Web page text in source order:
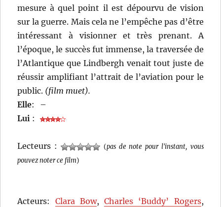
mesure à quel point il est dépourvu de vision
sur la guerre. Mais cela ne l’empêche pas d’être
intéressant à visionner et très prenant. A
l’époque, le succès fut immense, la traversée de
l’Atlantique que Lindbergh venait tout juste de
réussir amplifiant l’attrait de l’aviation pour le
public. (film muet).
Elle:
–
Lui :
Lecteurs : (pas de note pour l'instant, vous
pouvez noter ce film)
Acteurs: Clara Bow,Charles ‘Buddy’ Rogers,